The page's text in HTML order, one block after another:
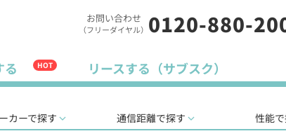
お問い合わせ
（フリーダイヤル） 0120-880-
る HOT リースする（サブスク）
カーで探す 通信距離で探す 性能